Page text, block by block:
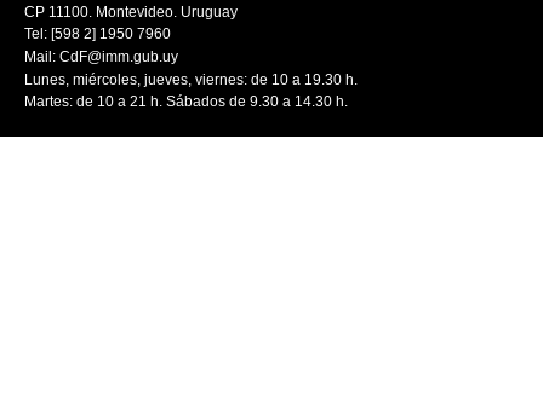
CP 11100. Montevideo. Uruguay
Tel: [598 2] 1950 7960
Mail: CdF@imm.gub.uy
Lunes, miércoles, jueves, viernes: de 10 a 19.30 h.
Martes: de 10 a 21 h. Sábados de 9.30 a 14.30 h.